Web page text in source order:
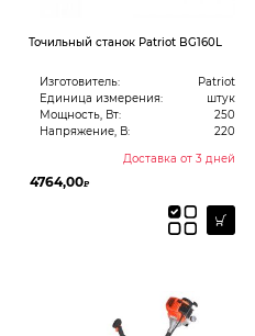
Точильный станок Patriot BG160L
Изготовитель:
Patriot
Единица измерения:
штук
Мощность, Вт:
250
Напряжение, В:
220
Доставка от 3 дней
4764,00₽